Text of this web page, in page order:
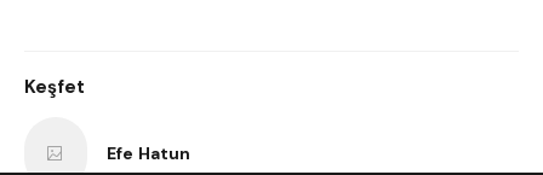
Keşfet
Efe Hatun